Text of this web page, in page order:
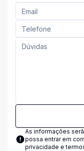
As informações
possa entrar em
privacidade e